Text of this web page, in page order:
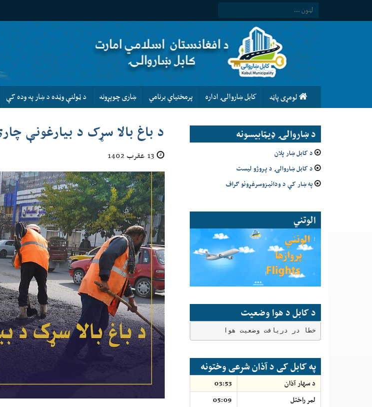
لومړى پاڼه كابل ښاروالۍ اداره پرمختیاي برنامي ښاری چوپړونه د ټولنې وڼده د ښار په وده کې
د ښاروالۍ ډيټابيسونه
د کابل ښار پلان
د کابل ښاروالۍ د پروژو لیست
په ښار کې د ودانیزوسرغړونو ګراف
الوتني
د کابل د هوا وضعیت
خطا در دریافت وضعیت هوا
په کابل کی د آذان شرعی وختونه
د سهار آذان
03:53
لمر راختل
05:09
د باغ بالا سړک د بیارغونې